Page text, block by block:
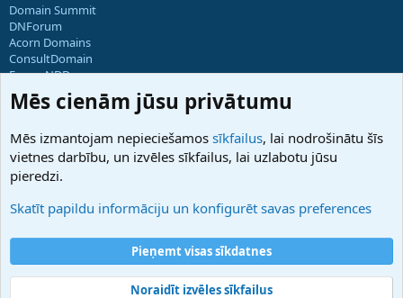
Domain Summit
DNForum
Acorn Domains
ConsultDomain
ForumNDD
Domainforum.ro
27.be
Hostmaria
Atbalsts
Palīdzība
Noteikumi un nosacījumi
Privātuma politika
Mēs cienām jūsu privātumu
Mēs izmantojam nepieciešamos sīkfailus, lai nodrošinātu šīs
vietnes darbību, un izvēles sīkfailus, lai uzlabotu jūsu
pieredzi.
Skatīt papildu informāciju un konfigurēt savas preferences
Pieņemt visas sīkdatnes
Noraidīt izvēles sīkfailus